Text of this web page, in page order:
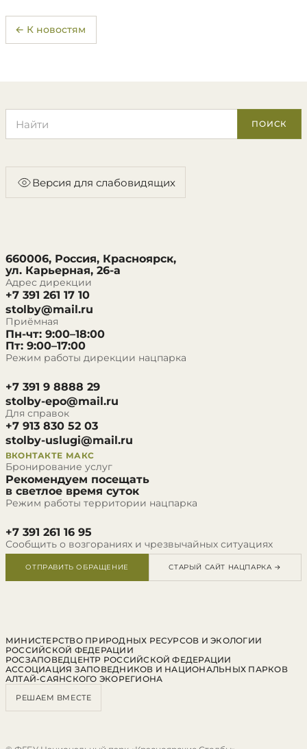
← К новостям
ПОИСК
Версия для слабовидящих
660006, Россия, Красноярск,
ул. Карьерная, 26-а
Адрес дирекции
+7 391 261 17 10
stolby@mail.ru
Приёмная
Пн-чт: 9:00–18:00
Пт: 9:00–17:00
Режим работы дирекции нацпарка
+7 391 9 8888 29
stolby-epo@mail.ru
Для справок
+7 913 830 52 03
stolby-uslugi@mail.ru
ВКОНТАКТЕ МАКС
Бронирование услуг
Рекомендуем посещать
в светлое время суток
Режим работы территории нацпарка
+7 391 261 16 95
Сообщить о возгораниях и чрезвычайных ситуациях
ОТПРАВИТЬ ОБРАЩЕНИЕ СТАРЫЙ САЙТ НАЦПАРКА →
МИНИСТЕРСТВО ПРИРОДНЫХ РЕСУРСОВ И ЭКОЛОГИИ
РОССИЙСКОЙ ФЕДЕРАЦИИ
РОСЗАПОВЕДЦЕНТР РОССИЙСКОЙ ФЕДЕРАЦИИ
АССОЦИАЦИЯ ЗАПОВЕДНИКОВ И НАЦИОНАЛЬНЫХ ПАРКОВ
АЛТАЙ-САЯНСКОГО ЭКОРЕГИОНА
РЕШАЕМ ВМЕСТЕ